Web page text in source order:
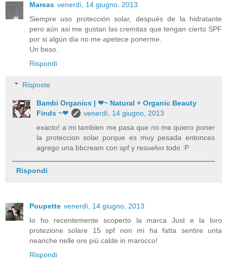
Mareas venerdì, 14 giugno, 2013
Siempre uso protección solar, después de la hidratante
pero aún asi me gustan las cremitas que tengan cierto SPF
por si algún dia no me apetece ponerme.
Un beso.
Rispondi
Risposte
Bambi Organics | ❤~ Natural + Organic Beauty
Finds ~❤
venerdì, 14 giugno, 2013
exacto! a mi tambien me pasa que no me quiero poner
la proteccion solar porque es muy pesada entonces
agrego una bbcream con spf y resuelvo todo :P
Rispondi
Poupette venerdì, 14 giugno, 2013
Io ho recentemente scoperto la marca Just e la loro
protezione solare 15 spf non mi ha fatta sentire unta
neanche nelle ore più calde in marocco!
Rispondi